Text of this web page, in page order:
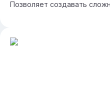
Позволяет создавать